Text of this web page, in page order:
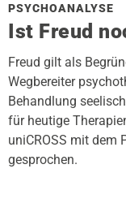
PSYCHOANALYSE
Ist Freud
Freud gilt als
Wegbereiter
Behandlung
für heutige
uniCROSS mit dem
gesprochen.